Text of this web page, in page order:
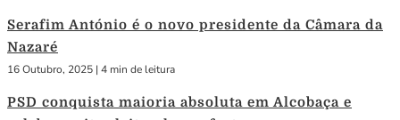
Serafim António é o novo presidente da Câmara da
Nazaré
16 Outubro, 2025 | 4 min de leitura
PSD conquista maioria absoluta em Alcobaça e